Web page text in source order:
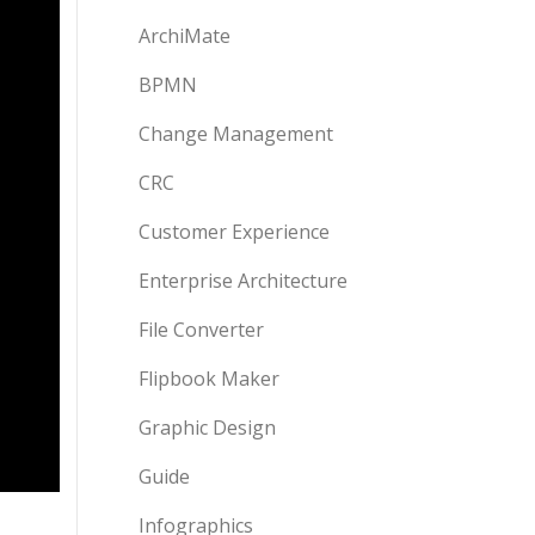
ArchiMate
BPMN
Change Management
CRC
Customer Experience
Enterprise Architecture
File Converter
Flipbook Maker
Graphic Design
Guide
Infographics